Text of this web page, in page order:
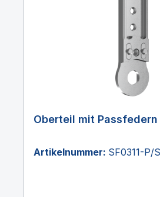
Oberteil mit Passfedern
Artikelnummer: SF0311-P/